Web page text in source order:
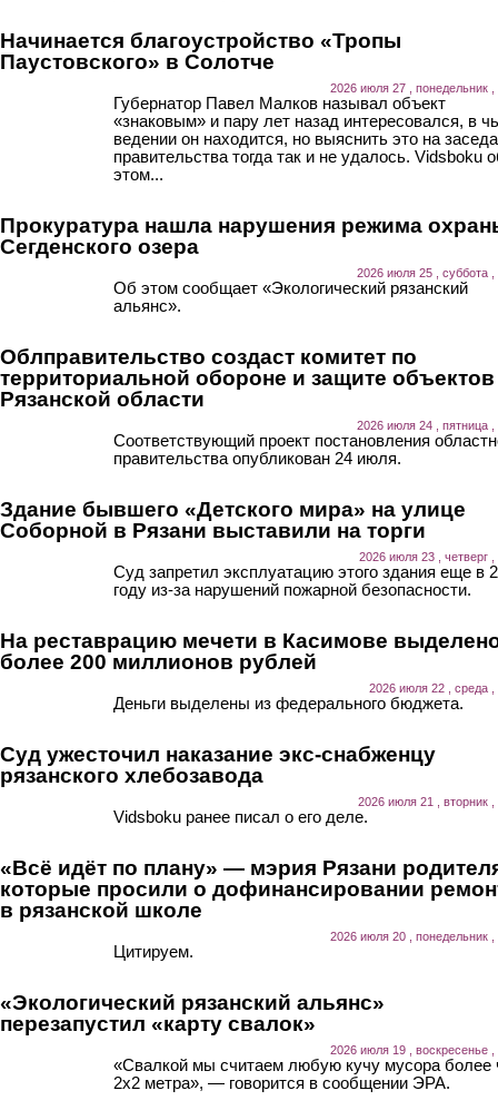
Начинается благоустройство «Тропы
Паустовского» в Солотче
2026 июля 27 , понедельник ,
Губернатор Павел Малков называл объект
«знаковым» и пару лет назад интересовался, в
ведении он находится, но выяснить это на
правительства тогда так и не удалось. Vidsboku
этом...
Прокуратура нашла нарушения режима
Сегденского озера
2026 июля 25 , суббота ,
Об этом сообщает «Экологический рязанский
альянс».
Облправительство создаст комитет по
территориальной обороне и защите объектов
Рязанской области
2026 июля 24 , пятница ,
Соответствующий проект постановления
правительства опубликован 24 июля.
Здание бывшего «Детского мира» на улице
Соборной в Рязани выставили на торги
2026 июля 23 , четверг ,
Суд запретил эксплуатацию этого здания еще в
году из-за нарушений пожарной безопасности.
На реставрацию мечети в Касимове
более 200 миллионов рублей
2026 июля 22 , среда ,
Деньги выделены из федерального бюджета.
Суд ужесточил наказание экс-снабженцу
рязанского хлебозавода
2026 июля 21 , вторник ,
Vidsboku ранее писал о его деле.
«Всё идёт по плану» — мэрия Рязани
которые просили о дофинансировании
в рязанской школе
2026 июля 20 , понедельник ,
Цитируем.
«Экологический рязанский альянс»
перезапустил «карту свалок»
2026 июля 19 , воскресенье ,
«Свалкой мы считаем любую кучу мусора более
2х2 метра», — говорится в сообщении ЭРА.